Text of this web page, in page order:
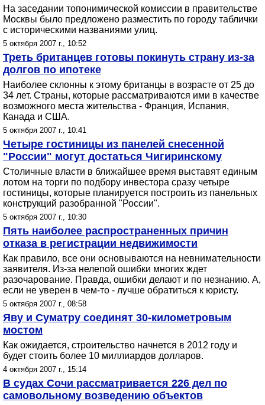
На заседании топонимической комиссии в правительстве
Москвы было предложено разместить по городу таблички
с историческими названиями улиц.
5 октября 2007 г., 10:52
Треть британцев готовы покинуть страну из-за
долгов по ипотеке
Наиболее склонны к этому британцы в возрасте от 25 до
34 лет. Страны, которые рассматриваются ими в качестве
возможного места жительства - Франция, Испания,
Канада и США.
5 октября 2007 г., 10:41
Четыре гостиницы из панелей снесенной
"России" могут достаться Чигиринскому
Столичные власти в ближайшее время выставят единым
лотом на торги по подбору инвестора сразу четыре
гостиницы, которые планируется построить из панельных
конструкций разобранной "России".
5 октября 2007 г., 10:30
Пять наиболее распространенных причин
отказа в регистрации недвижимости
Как правило, все они основываются на невнимательности
заявителя. Из-за нелепой ошибки многих ждет
разочарование. Правда, ошибки делают и по незнанию. А,
если не уверен в чем-то - лучше обратиться к юристу.
5 октября 2007 г., 08:58
Яву и Суматру cоединят 30-километровым
мостом
Как ожидается, строительство начнется в 2012 году и
будет стоить более 10 миллиардов долларов.
4 октября 2007 г., 15:14
В судах Сочи рассматривается 226 дел по
самовольному возведению объектов